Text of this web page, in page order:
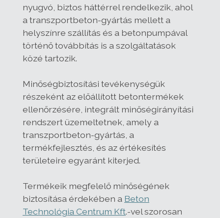
nyugvó, biztos háttérrel rendelkezik, ahol
a transzportbeton-gyártás mellett a
helyszínre szállítás és a betonpumpával
történő továbbítás is a szolgáltatások
közé tartozik.
Minőségbiztosítási tevékenységük
részeként az előállított betontermékek
ellenőrzésére, integrált minőségirányítási
rendszert üzemeltetnek, amely a
transzportbeton-gyártás, a
termékfejlesztés, és az értékesítés
területeire egyaránt kiterjed.
Termékeik megfelelő minőségének
biztosítása érdekében a Beton
Technológia Centrum Kft.-vel szorosan